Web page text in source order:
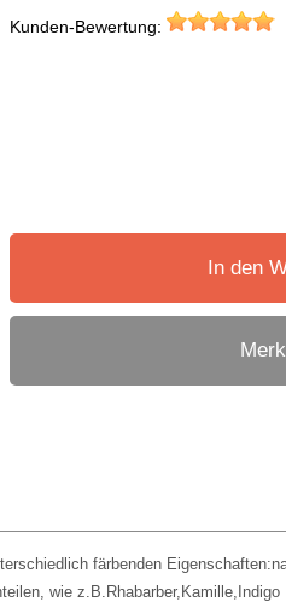
Kunden-Bewertung:
In den
färbenden
wie z.B.Rhabarber,Kamille,Indigo